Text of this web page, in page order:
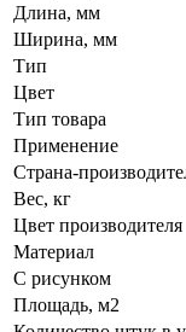
Длина, мм
Ширина, мм
Тип
Цвет
Тип товара
Применение
Страна-
Вес, кг
Цвет производителя
Материал
С рисунком
Площадь, м2